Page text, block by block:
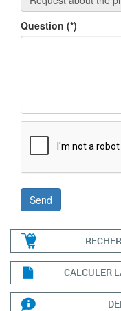
Question (*)
CALCULER